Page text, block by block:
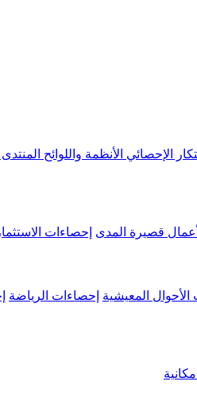
الإحصائي الأنظمة واللوائح
قصيرة المدى إحصاءات الاستثمار
الأحوال المعيشية إحصاءات الرياضة